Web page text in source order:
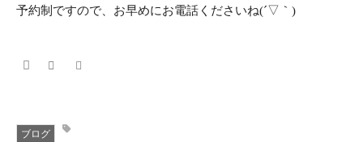
予約制ですので、お早めにお電話くださいね(´▽｀)
ブログ